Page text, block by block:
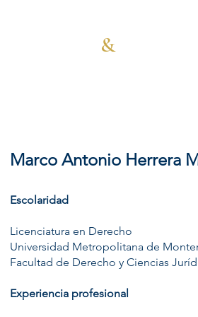
&López
Marco Antonio Herrera
Escolaridad
Licenciatura en Derecho
Universidad Metropolitana de
Facultad de Derecho y Ciencias
Experiencia profesional